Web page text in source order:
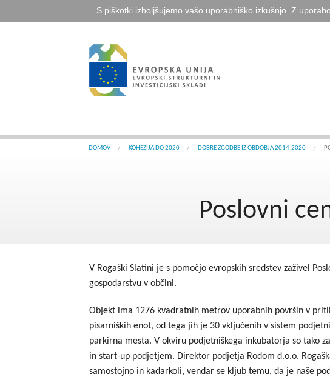
S piškotki izboljšujemo vašo uporabniško izkušnjo. Z
DOMOV KOHEZIJA DO 2020 DOBRE ZGODBE IZ OBDOBJA 2014-2020
Poslovni
V Rogaški Slatini je s pomočjo evropskih sredstev zaživel
gospodarstvu v občini.
Objekt ima 1276 kvadratnih metrov uporabnih površin v
pisarniških enot, od tega jih je 30 vključenih v sistem
parkirna mesta. V okviru podjetniškega inkubatorja so tako
in start-up podjetjem. Direktor podjetja Rodom d.o.o.
samostojno in kadarkoli, vendar se kljub temu, da je naše